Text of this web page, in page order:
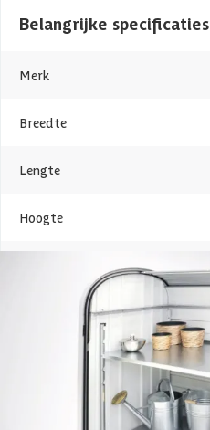
Belangrijke specificaties
Merk
Breedte
Lengte
Hoogte
Metaalsoort
Azalp artikelcode